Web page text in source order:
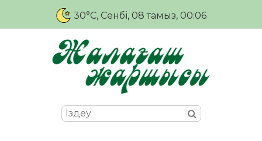
30°C, Сенбі, 08 тамыз, 00:06